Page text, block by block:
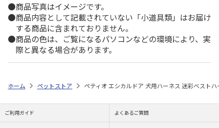
商品写真はイメージです。
商品内容として記載されていない「小道具類」はお届け
する商品に含まれておりません。
商品の色は、ご覧になるパソコンなどの環境により、実
際と異なる場合があります。
ホーム ペットストア ペティオ エシカルドア 犬用ハーネス 迷彩ベストハ
ご利用ガイド よくあるご質問